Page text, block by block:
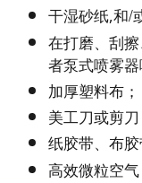
干湿砂纸,和/
在打磨、刮
者泵式喷雾
加厚塑料布；
美工刀或剪
纸胶带、布
高效微粒空